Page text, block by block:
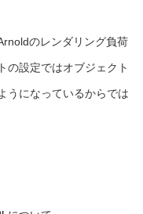
のレンダリング負荷
の設定ではオブジェクト
うになっているからでは